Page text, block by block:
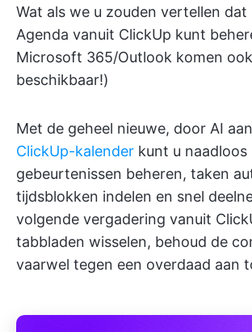
Wat als we u zouden vertellen dat
Agenda vanuit ClickUp kunt
Microsoft 365/Outlook komen
beschikbaar!)
Met de geheel nieuwe, door AI
ClickUp-kalender kunt u naadloos
gebeurtenissen beheren, taken
tijdsblokken indelen en snel
volgende vergadering vanuit
tabbladen wisselen, behoud de
vaarwel tegen een overdaad aan